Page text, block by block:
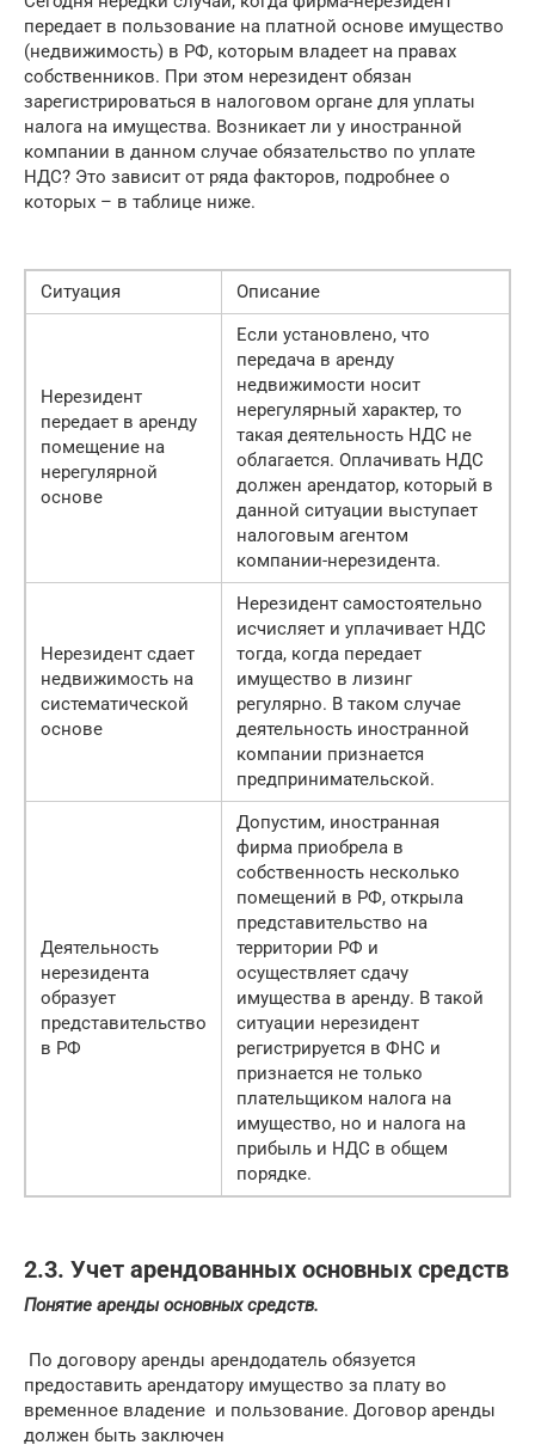
передает в пользование на платной основе имущество
(недвижимость) в РФ, которым владеет на правах
собственников. При этом нерезидент обязан
зарегистрироваться в налоговом органе для уплаты
налога на имущества. Возникает ли у иностранной
компании в данном случае обязательство по уплате
НДС? Это зависит от ряда факторов, подробнее о
которых – в таблице ниже.
Ситуация Описание
Нерезидент
передает в аренду
помещение на
нерегулярной
основе
Если установлено, что
передача в аренду
недвижимости носит
нерегулярный характер, то
такая деятельность НДС не
облагается. Оплачивать НДС
должен арендатор, который в
данной ситуации выступает
налоговым агентом
компании-нерезидента.
Нерезидент сдает
недвижимость на
систематической
основе
Нерезидент самостоятельно
исчисляет и уплачивает НДС
тогда, когда передает
имущество в лизинг
регулярно. В таком случае
деятельность иностранной
компании признается
предпринимательской.
Деятельность
нерезидента
образует
представительство
в РФ
Допустим, иностранная
фирма приобрела в
собственность несколько
помещений в РФ, открыла
представительство на
территории РФ и
осуществляет сдачу
имущества в аренду. В такой
ситуации нерезидент
регистрируется в ФНС и
признается не только
плательщиком налога на
имущество, но и налога на
прибыль и НДС в общем
порядке.
2.3. Учет арендованных основных средств
Понятие аренды основных средств.
По договору аренды арендодатель обязуется
предоставить арендатору имущество за плату во
временное владение и пользование. Договор аренды
должен быть заключен